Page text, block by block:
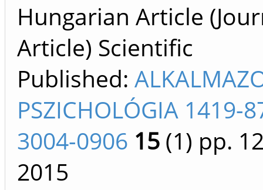
Hungarian Article
Article) Scientific
Published:
PSZICHOLÓGIA 1419-
3004-0906 15 (1) pp.
2015